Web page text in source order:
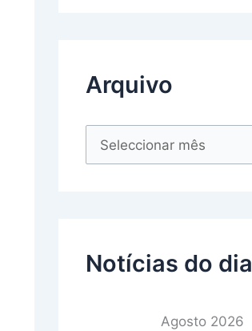
Arquivo
Notícias do dia
Agosto 2026